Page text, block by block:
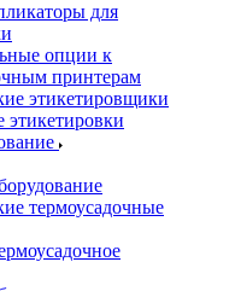
для
опции к
принтерам
этикетировщики
этикетировки
термоусадочные